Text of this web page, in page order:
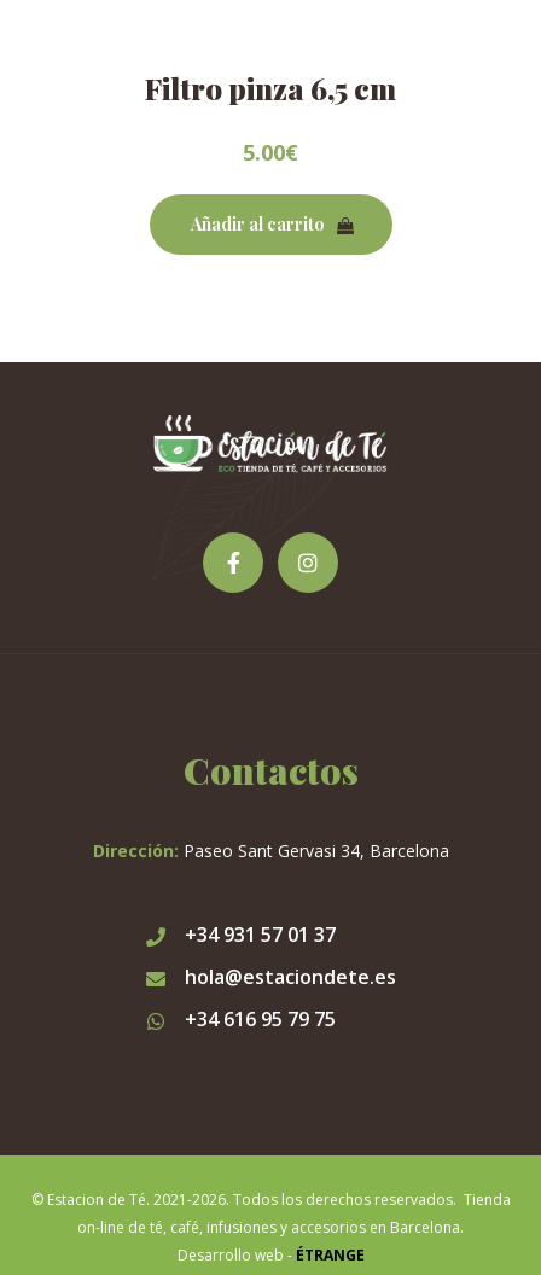
Filtro pinza 6,5 cm
5.00€
Añadir al carrito
Contactos
Dirección: Paseo Sant Gervasi 34, Barcelona
+34 931 57 01 37
hola@estaciondete.es
+34 616 95 79 75
© Estacion de Té. 2021-2026. Todos los derechos reservados. Tienda
on-line de té, café, infusiones y accesorios en Barcelona.
Desarrollo web - ÉTRANGE